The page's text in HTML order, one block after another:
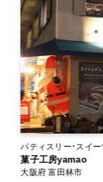
パティスリー・スイー
菓子工房yamao
大阪府 富田林市